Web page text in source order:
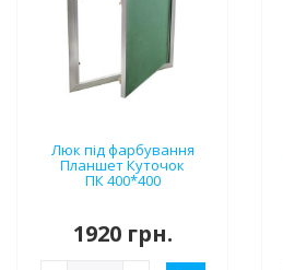
Люк під фарбування
Планшет Куточок
ПК 400*400
1920 грн.